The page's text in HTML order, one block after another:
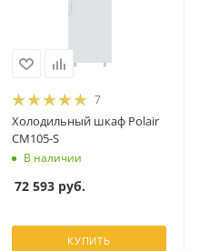
7
Холодильный шкаф Polair
CM105-S
В наличии
72 593 руб.
КУПИТЬ